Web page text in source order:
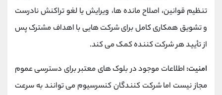
تنظیم قوانین، اصلاح مانده ها، ویرایش یا لغو تراکنش نادرست
و تشویق همکاری کامل برای شرکت هایی با اهداف مشترک پس
از تأیید هر شرکت کننده کمک می کند.
امنیت: اطلاعات موجود در بلوک های معتبر برای دسترسی عموم
مجاز نیست اما شرکت کنندگان کنسرسیوم می توانند به سرعت